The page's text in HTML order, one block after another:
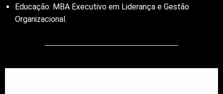
Educação: MBA Executivo em Liderança e Gestão
Organizacional.